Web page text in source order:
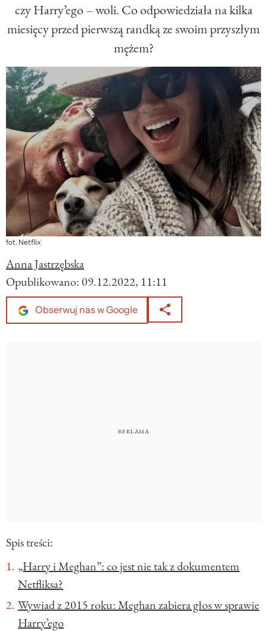
czy Harry’ego – woli. Co odpowiedziała na kilka
miesięcy przed pierwszą randką ze swoim przyszłym
mężem?
fot. Netflix
Anna Jastrzębska
Opublikowano: 09.12.2022, 11:11
Obserwuj nas w Google
Spis treści:
„Harry i Meghan”: co jest nie tak z dokumentem
Netfliksa?
Wywiad z 2015 roku: Meghan zabiera głos w sprawie
Harry’ego